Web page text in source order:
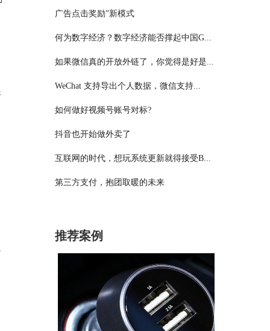
广告点击奖励”新模式
何为数字经济？数字经济能否撑起中国G...
如果微信真的开放外链了，你觉得是好是...
WeChat 支持导出个人数据，微信支持...
如何做好视频号账号对标?
抖音也开始做外卖了
互联网的时代，想玩系统更新就得接受B...
第三方支付，抱团取暖的未来
推荐案例